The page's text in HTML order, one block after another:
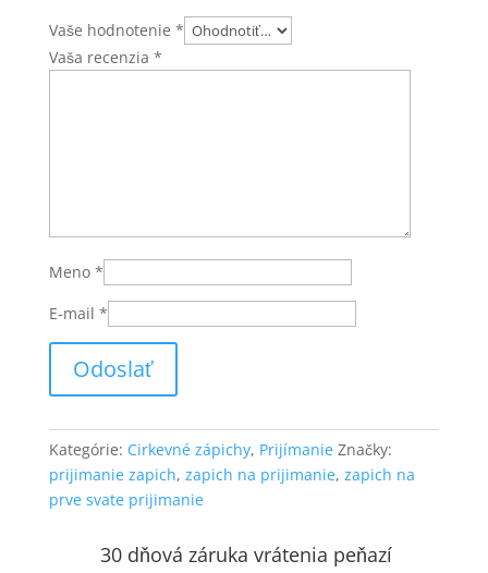
Vaše hodnotenie *
Vaša recenzia *
Meno *
E-mail *
Kategórie: Cirkevné zápichy, Prijímanie Značky:
prijimanie zapich, zapich na prijimanie, zapich na
prve svate prijimanie
30 dňová záruka vrátenia peňazí